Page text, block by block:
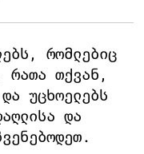
რომლებიც
რათა თქვან,
უცხოელებს
და